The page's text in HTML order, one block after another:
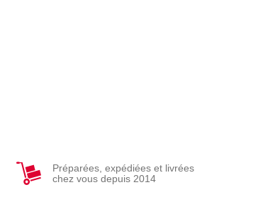
Préparées, expédiées et livrées
chez vous depuis 2014